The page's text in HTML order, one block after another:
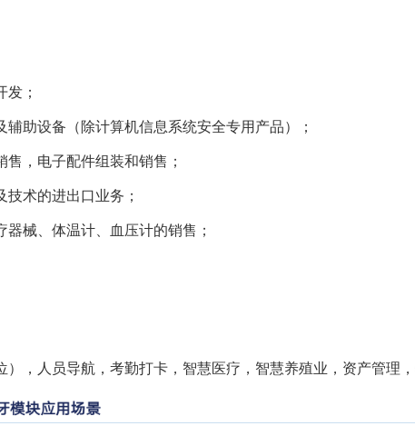
；
助设备（除计算机信息系统安全专用产品）；
，电子配件组装和销售；
术的进出口业务；
械、体温计、血压计的销售；
，人员导航，考勤打卡，智慧医疗，智慧养殖业，资产管理